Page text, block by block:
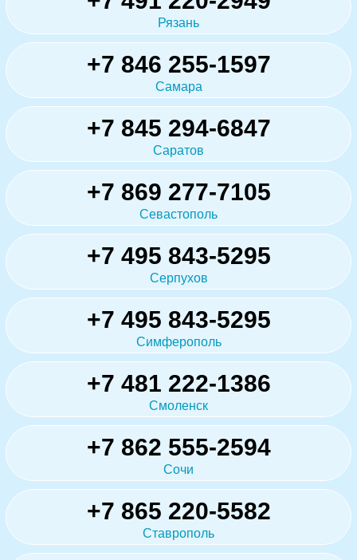
Рязань
+7 846 255-1597
Самара
+7 845 294-6847
Саратов
+7 869 277-7105
Севастополь
+7 495 843-5295
Серпухов
+7 495 843-5295
Симферополь
+7 481 222-1386
Смоленск
+7 862 555-2594
Сочи
+7 865 220-5582
Ставрополь